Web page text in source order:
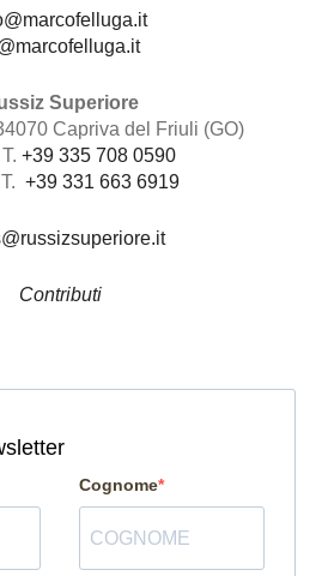
Superiore
Capriva del Friuli (GO)
+39 335 708 0590
+39 331 663 6919
Contributi
Cognome